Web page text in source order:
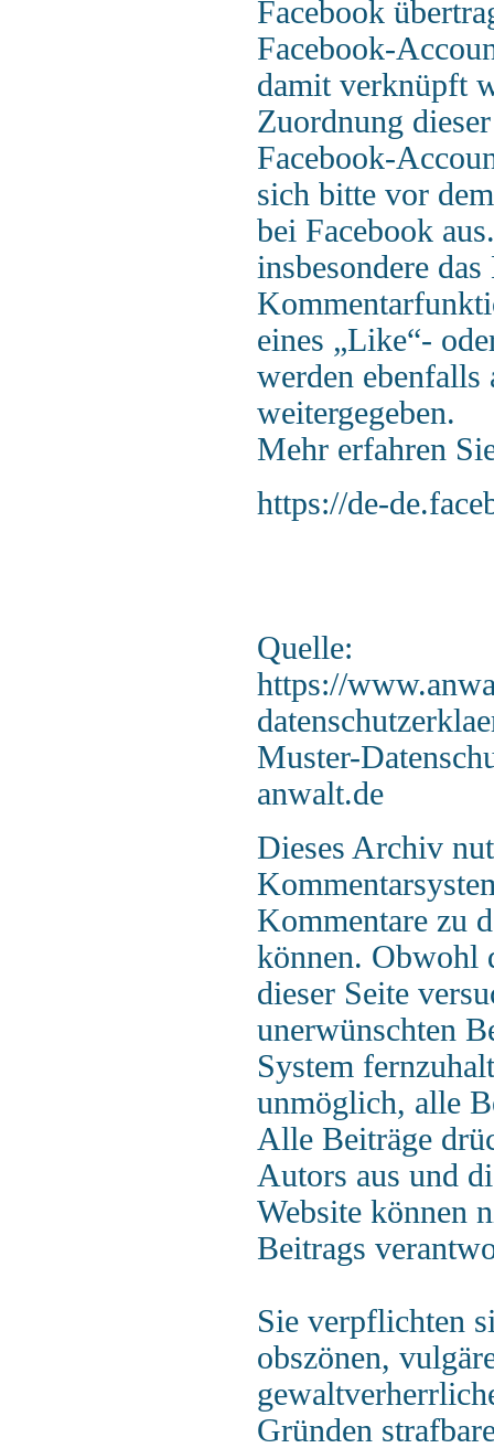
Facebook
Facebook-
damit verknüpft
Zuordnung
Facebook-
sich bitte vor
bei Facebook
insbesondere
eines „Like“-
werden ebenfalls
weitergegeben.
Mehr erfahren
https://de-
Quelle:
https://
Muster-
anwalt.de
Dieses Archiv
Kommentare zu
können. Obwohl
dieser Seite
unerwünschten
System
unmöglich, alle
Alle Beiträge
Autors aus und
Website können
Beitrags
Sie verpflichten
obszönen,
Gründen